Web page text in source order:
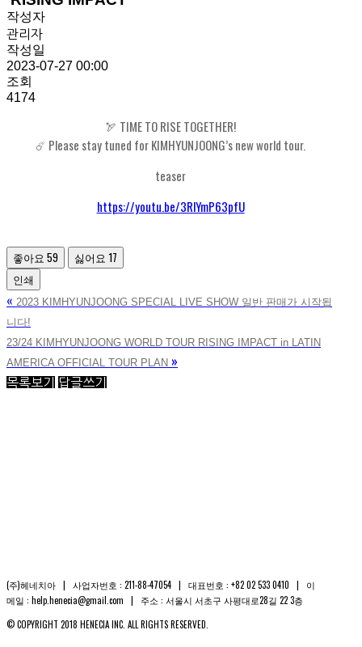
작성자
관리자
작성일
2023-07-27 00:00
조회
4174
🏹 TIME TO RISE TOGETHER!
☄️ Please stay tuned for KIMHYUNJOONG’s new world tour.
teaser
https://youtu.be/3RlYmP63pfU
좋아요 59 싫어요 17
인쇄
« 2023 KIMHYUNJOONG SPECIAL LIVE SHOW 일반 판매가 시작됩
니다!
23/24 KIMHYUNJOONG WORLD TOUR RISING IMPACT in LATIN
AMERICA OFFICIAL TOUR PLAN »
목록보기 답글쓰기
(주)헤네치아 | 사업자번호 : 211-88-47054 | 대표번호 : +82 02 533 0410 | 이
메일 : help.henecia@gmail.com | 주소 : 서울시 서초구 사평대로28길 22 3층
© COPYRIGHT 2018 HENECIA INC. ALL RIGHTS RESERVED.